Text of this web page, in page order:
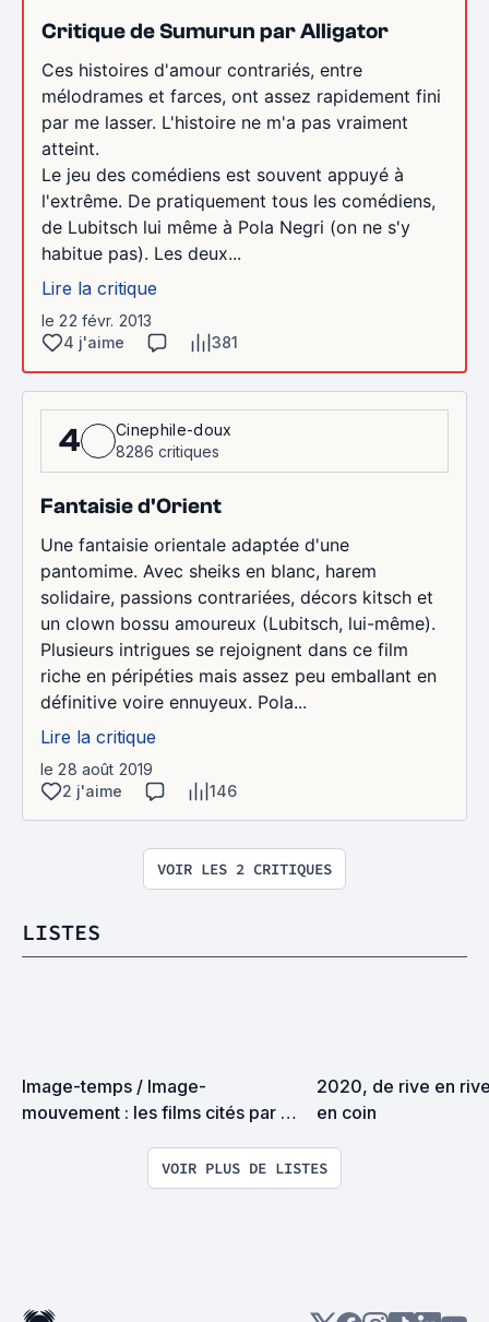
Critique de Sumurun par Alligator
Ces histoires d'amour contrariés, entre
mélodrames et farces, ont assez rapidement fini
par me lasser. L'histoire ne m'a pas vraiment
atteint.
Le jeu des comédiens est souvent appuyé à
l'extrême. De pratiquement tous les comédiens,
de Lubitsch lui même à Pola Negri (on ne s'y
habitue pas). Les deux...
Lire la critique
le 22 févr. 2013
4 j'aime
381
4
Cinephile-doux
8286 critiques
Fantaisie d'Orient
Une fantaisie orientale adaptée d'une
pantomime. Avec sheiks en blanc, harem
solidaire, passions contrariées, décors kitsch et
un clown bossu amoureux (Lubitsch, lui-même).
Plusieurs intrigues se rejoignent dans ce film
riche en péripéties mais assez peu emballant en
définitive voire ennuyeux. Pola...
Lire la critique
le 28 août 2019
2 j'aime
146
VOIR LES 2 CRITIQUES
LISTES
Image-temps / Image-
mouvement : les films cités par
2020, de rive en
en coin
VOIR PLUS DE LISTES